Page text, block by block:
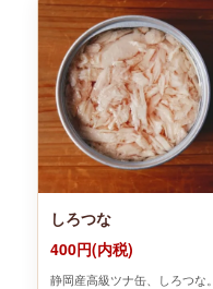
しろつな
400円(内税)
静岡産高級ツナ缶、しろつな。